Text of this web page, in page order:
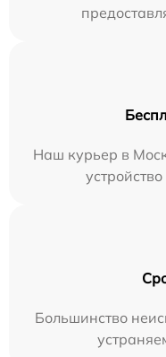
Наш курьер в
Большинство